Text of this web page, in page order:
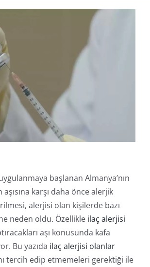
başlanan Almanya’nın
karşı daha önce alerjik
alerjisi olan kişilerde bazı
neden oldu. Özellikle ilaç alerjisi
aşı konusunda kafa
Bu yazıda ilaç alerjisi olanlar
tercih edip etmemeleri gerektiği ile